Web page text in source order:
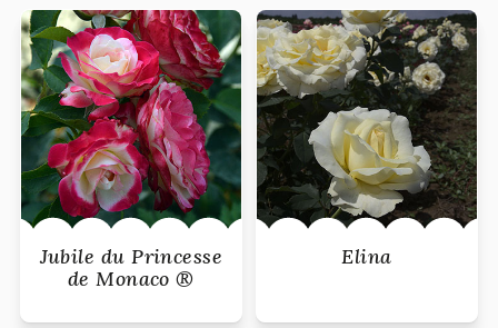
Jubile du Princesse
de Monaco ®
Elina